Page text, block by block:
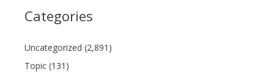
Categories
Uncategorized (2,891)
Topic (131)